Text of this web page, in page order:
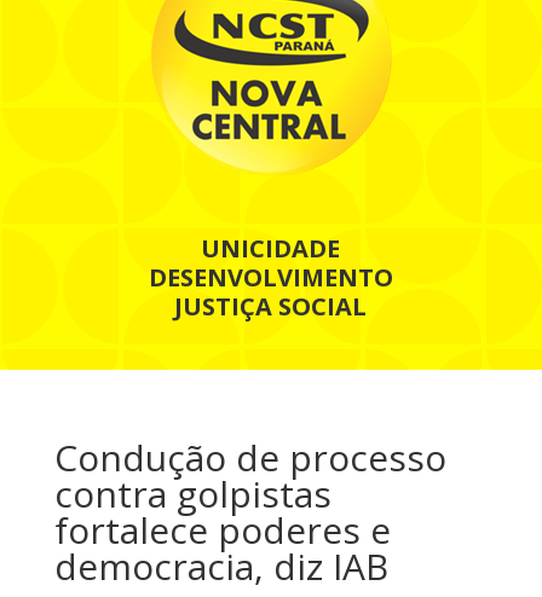
UNICIDADE
DESENVOLVIMENTO
JUSTIÇA SOCIAL
Condução de processo
contra golpistas
fortalece poderes e
democracia, diz IAB